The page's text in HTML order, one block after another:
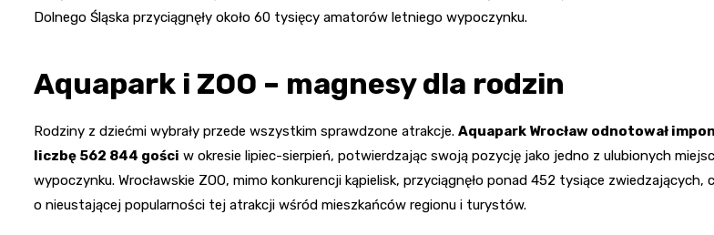
Dolnego Śląska przyciągnęły około 60 tysięcy amatorów letniego wypoczynku.
Aquapark i ZOO – magnesy dla rodzin
Rodziny z dziećmi wybrały przede wszystkim sprawdzone atrakcje. Aquapark Wrocław odnotował
liczbę 562 844 gości w okresie lipiec-sierpień, potwierdzając swoją pozycję jako jedno z ulubionych
wypoczynku. Wrocławskie ZOO, mimo konkurencji kąpielisk, przyciągnęło ponad 452 tysiące zwiedzających,
o nieustającej popularności tej atrakcji wśród mieszkańców regionu i turystów.